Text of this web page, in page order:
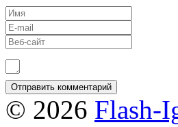
© 2026 Flash-